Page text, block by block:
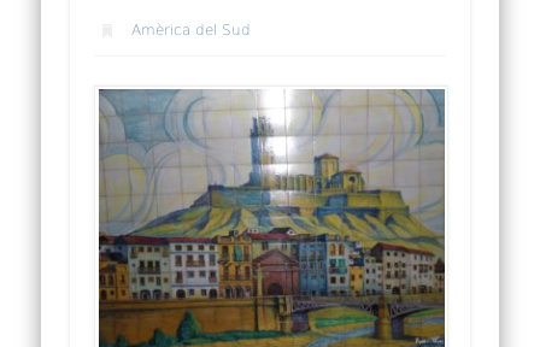
Amèrica del Sud